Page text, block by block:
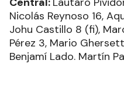
Nicolás Reynoso 16,
Johu Castillo 8 (fi),
Pérez 3, Mario
Benjamí Lado. Martín